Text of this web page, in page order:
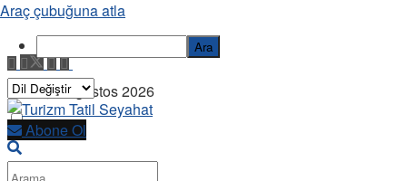
Cuma, 7 Ağustos 2026
Abone Ol
Araç çubuğuna atla
Ara